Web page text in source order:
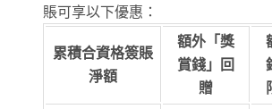
賬可享以下優惠：
累積合資格簽賬
淨額
額外「獎
賞錢」回
贈